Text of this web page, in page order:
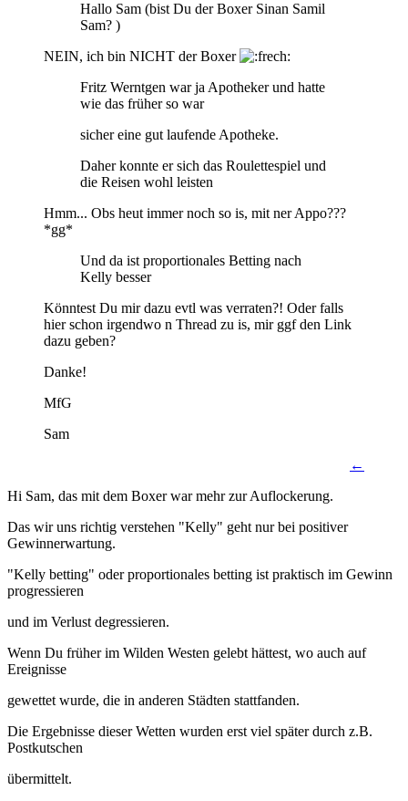
Hallo Sam (bist Du der Boxer Sinan Samil
Sam? )
NEIN, ich bin NICHT der Boxer
Fritz Werntgen war ja Apotheker und hatte
wie das früher so war
sicher eine gut laufende Apotheke.
Daher konnte er sich das Roulettespiel und
die Reisen wohl leisten
Hmm... Obs heut immer noch so is, mit ner Appo???
*gg*
Und da ist proportionales Betting nach
Kelly besser
Könntest Du mir dazu evtl was verraten?! Oder falls
hier schon irgendwo n Thread zu is, mir ggf den Link
dazu geben?
Danke!
MfG
Sam
←
Hi Sam, das mit dem Boxer war mehr zur Auflockerung.
Das wir uns richtig verstehen "Kelly" geht nur bei positiver
Gewinnerwartung.
"Kelly betting" oder proportionales betting ist praktisch im Gewinn
progressieren
und im Verlust degressieren.
Wenn Du früher im Wilden Westen gelebt hättest, wo auch auf
Ereignisse
gewettet wurde, die in anderen Städten stattfanden.
Die Ergebnisse dieser Wetten wurden erst viel später durch z.B.
Postkutschen
übermittelt.